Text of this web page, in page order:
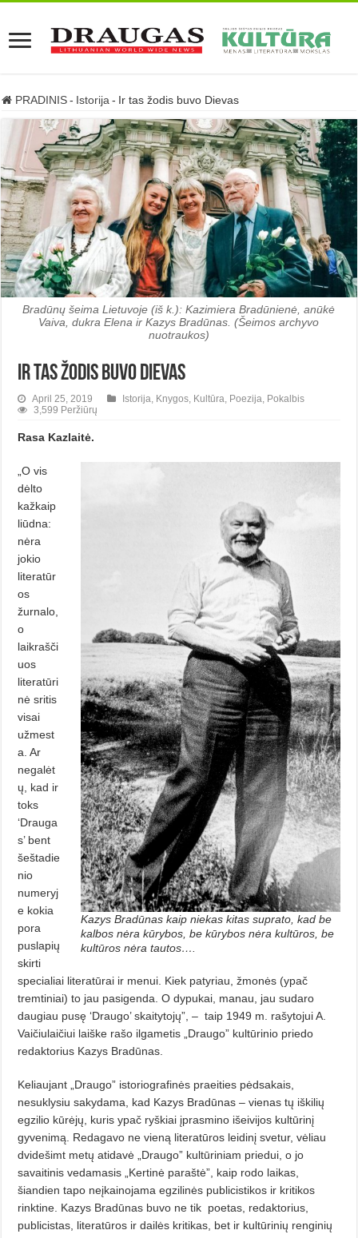
PRADINIS - Istorija - Ir tas žodis buvo Dievas
Bradūnų šeima Lietuvoje (iš k.): Kazimiera Bradūnienė, anūkė
Vaiva, dukra Elena ir Kazys Bradūnas. (Šeimos archyvo
nuotraukos)
Ir tas žodis buvo Dievas
April 25, 2019 Istorija Knygos Kultūra Poezija Pokalbis
3,599 Peržiūrų
Rasa Kazlaitė.
Kazys Bradūnas kaip niekas kitas suprato, kad be
kalbos nėra kūrybos, be kūrybos nėra kultūros, be
kultūros nėra tautos….
„O vis
dėlto
kažkaip
liūdna:
nėra
jokio
literatūr
os
žurnalo,
o
laikrašči
uos
literatūri
nė sritis
visai
užmest
a. Ar
negalėt
ų, kad ir
toks
‘Drauga
s’ bent
šeštadie
nio
numeryj
e kokia
pora
puslapių
skirti
specialiai literatūrai ir menui. Kiek patyriau, žmonės (ypač
tremtiniai) to jau pasigenda. O dypu­kai, manau, jau sudaro
daugiau pusę ‘Draugo’ skaitytojų”, – taip 1949 m. ra­šytojui A.
Vaičiulaičiui laiške rašo ilgametis „Draugo” kultūrinio priedo
redaktorius Kazys Bradūnas.
Keliau­jant „Draugo” istoriografinės praei­ties pėdsakais,
nesuklysiu sakydama, kad Kazys Bradūnas – vienas tų iškilių
egzilio kūrėjų, kuris ypač ryškiai įprasmino išeivijos kultūrinį
gyveni­mą. Redagavo ne vieną literatūros leidinį svetur, vėliau
dvidešimt metų atidavė „Draugo” kultūriniam priedui, o jo
savaitinis vedamasis „Kertinė pa­raštė”, kaip rodo laikas,
šiandien tapo neįkainojama egzilinės publicistikos ir kritikos
rinktine. Kazys Bradūnas buvo ne tik poetas, redaktorius,
publicistas, literatūros ir dailės kritikas, bet ir kultūrinių renginių